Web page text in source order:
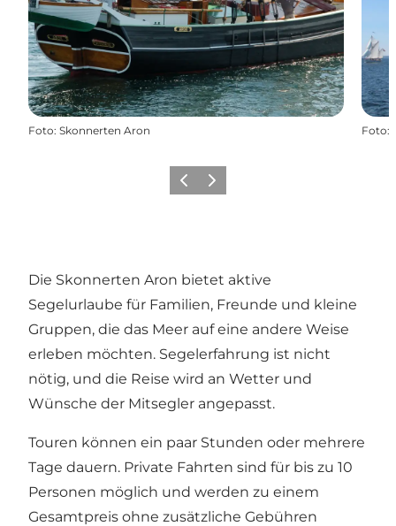
Foto: Skonnerten Aron Foto:
ZurückWeiter
Die Skonnerten Aron bietet aktive
Segelurlaube für Familien, Freunde und kleine
Gruppen, die das Meer auf eine andere Weise
erleben möchten. Segelerfahrung ist nicht
nötig, und die Reise wird an Wetter und
Wünsche der Mitsegler angepasst.
Touren können ein paar Stunden oder mehrere
Tage dauern. Private Fahrten sind für bis zu 10
Personen möglich und werden zu einem
Gesamtpreis ohne zusätzliche Gebühren